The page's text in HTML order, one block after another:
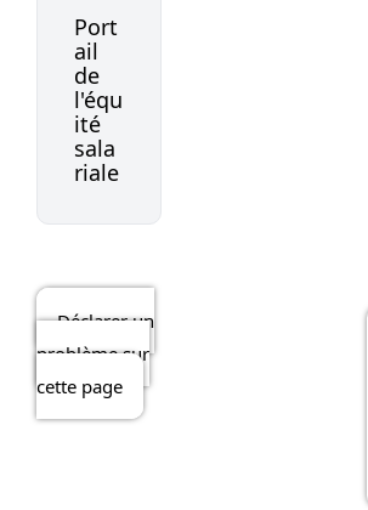
Port
ail
de
l'équ
ité
sala
riale
Déclarer un
problème sur
cette page